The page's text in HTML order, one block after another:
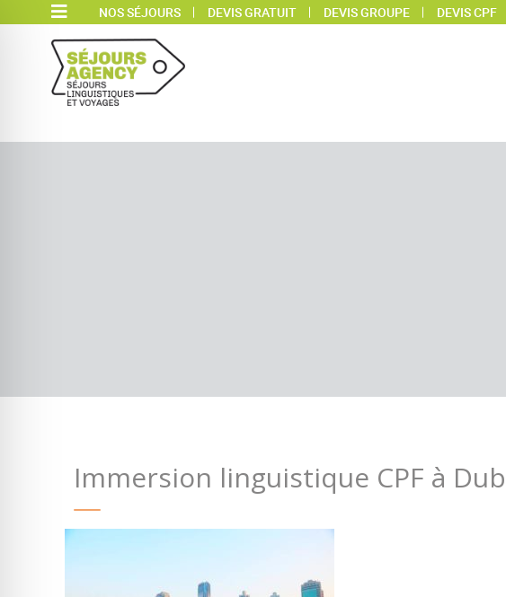
NOS SÉJOURS DEVIS GRATUIT DEVIS GROUPE DEVIS CPF
Immersion linguistique CPF à